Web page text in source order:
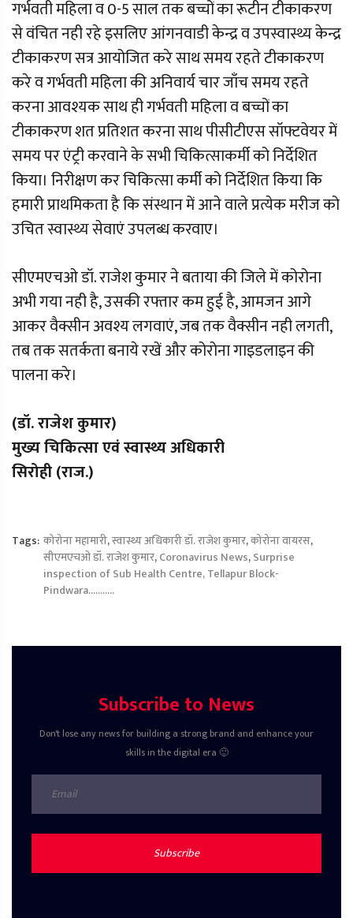
गर्भवती महिला व 0-5 साल तक बच्चों का रूटीन टीकाकरण
से वंचित नही रहे इसलिए आंगनवाडी केन्द्र व उपस्वास्थ्य केन्द्र
टीकाकरण सत्र आयोजित करे साथ समय रहते टीकाकरण
करे व गर्भवती महिला की अनिवार्य चार जाँच समय रहते
करना आवश्यक साथ ही गर्भवती महिला व बच्चों का
टीकाकरण शत प्रतिशत करना साथ पीसीटीएस सॉफ्टवेयर में
समय पर एंट्री करवाने के सभी चिकित्साकर्मी को निर्देशित
किया। निरीक्षण कर चिकित्सा कर्मी को निर्देशित किया कि
हमारी प्राथमिकता है कि संस्थान में आने वाले प्रत्येक मरीज को
उचित स्वास्थ्य सेवाएं उपलब्ध करवाए।
सीएमएचओ डॉ. राजेश कुमार ने बताया की जिले में कोरोना
अभी गया नही है, उसकी रफ्तार कम हुई है, आमजन आगे
आकर वैक्सीन अवश्य लगवाएं, जब तक वैक्सीन नही लगती,
तब तक सतर्कता बनाये रखें और कोरोना गाइडलाइन की
पालना करे।
(डॉ. राजेश कुमार)
मुख्य चिकित्सा एवं स्वास्थ्य अधिकारी
सिरोही (राज.)
Tags: कोरोना महामारी,स्वास्थ्य अधिकारी डॉ. राजेश कुमार,कोरोना वायरस,
सीएमएचओ डॉ. राजेश कुमार,Coronavirus News,Surprise
inspection of Sub Health Centre, Tellapur Block-
Pindwara...........
Subscribe to News
Don't lose any news for building a strong brand and enhance your
skills in the digital era 🙂
Subscribe